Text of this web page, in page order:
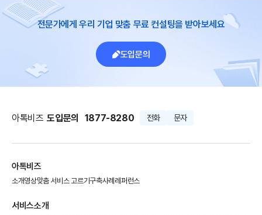
전문가에게 우리 기업 맞춤 무료 컨설팅을 받아보세요
도입문의
아톡비즈 도입문의 1877-8280 전화 문자
아톡비즈
소개영상맞춤 서비스 고르기구축사례 레퍼런스
서비스소개